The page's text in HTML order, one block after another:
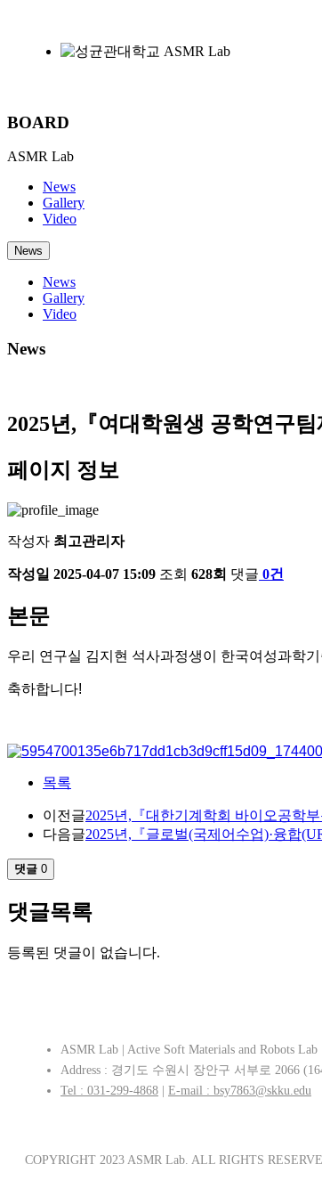
BOARD
ASMR Lab
News
Gallery
Video
News
News
Gallery
Video
News
2025년,『여대학원생 공학연구
페이지 정보
작성자 최고관리자
작성일 2025-04-07 15:09 조회 628회 댓글 0건
본문
우리 연구실 김지현 석사과정생이 한국여성과학
축하합니다!
목록
이전글2025년,『대한기계학회 바이오공학
다음글2025년,『글로벌(국제어수업)·융합
댓글 0
댓글목록
등록된 댓글이 없습니다.
ASMR Lab | Active Soft Materials and Robots Lab
Address : 경기도 수원시 장안구 서부로 2066
Tel : 031-299-4868
E-mail : bsy7863@skku.edu
COPYRIGHT 2023 ASMR Lab. ALL RIGHTS